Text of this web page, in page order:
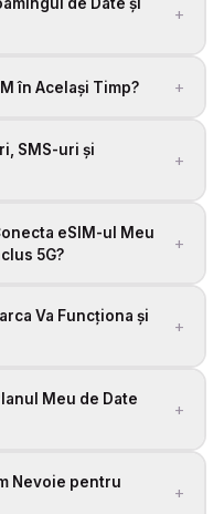
+
în Același Timp? +
SMS-uri și
+
eSIM-ul Meu
5G?
+
Va Funcționa și
+
Meu de Date
+
Nevoie pentru
+